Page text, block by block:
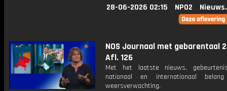
28-06-2026 02:15 NPO2
NOS Journaal met gebarentaal
Afl. 126
Met het laatste nieuws,
nationaal en internationaal
weersverwachting.